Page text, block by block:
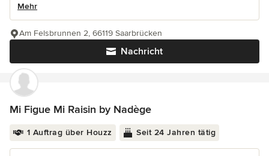
Mehr
Nachricht
Am Felsbrunnen 2, 66119 Saarbrücken
Mi Figue Mi Raisin by Nadège
1 Auftrag über Houzz Seit 24 Jahren tätig